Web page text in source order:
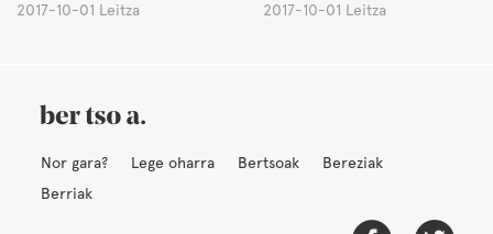
2017-10-01 Leitza 2017-10-01 Leitza
Nor gara? Lege oharra Bertsoak
Bereziak
Berriak